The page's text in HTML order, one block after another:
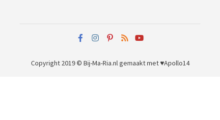
Copyright 2019 © Bij-Ma-Ria.nlgemaakt met ♥Apollo14